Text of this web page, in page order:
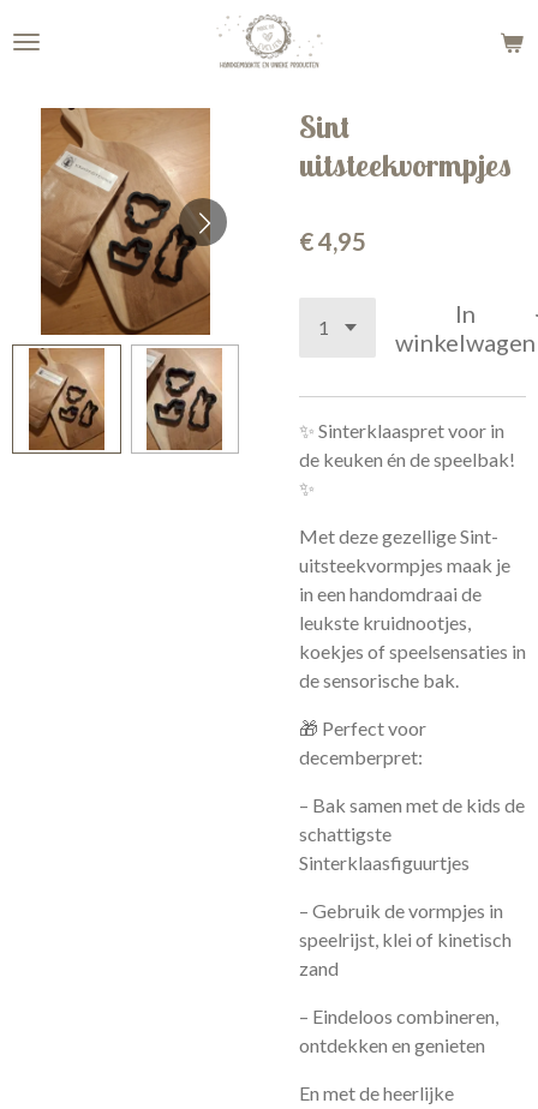
direct
hoofdinhoud
Sint
uitsteekvormpjes
€ 4,95
In
winkelwagen
✨ Sinterklaaspret voor in
de keuken én de speelbak!
✨
Met deze gezellige Sint-
uitsteekvormpjes maak je
in een handomdraai de
leukste kruidnootjes,
koekjes of speelsensaties in
de sensorische bak.
🎁 Perfect voor
decemberpret:
– Bak samen met de kids de
schattigste
Sinterklaasfiguurtjes
– Gebruik de vormpjes in
speelrijst, klei of kinetisch
zand
– Eindeloos combineren,
ontdekken en genieten
En met de heerlijke